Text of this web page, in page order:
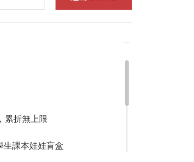
累折無上限
生課本娃娃盲盒